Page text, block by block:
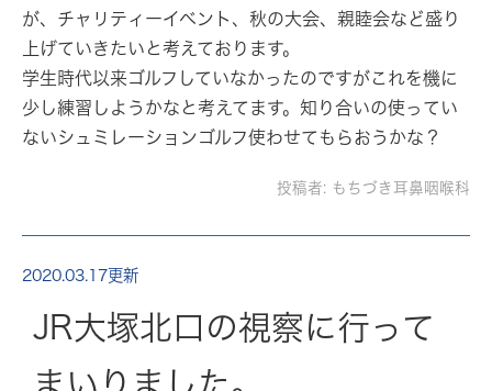
が、チャリティーイベント、秋の大会、親睦会など盛り
上げていきたいと考えております。
学生時代以来ゴルフしていなかったのですがこれを機に
少し練習しようかなと考えてます。知り合いの使ってい
ないシュミレーションゴルフ使わせてもらおうかな？
投稿者: もちづき耳鼻咽喉科
2020.03.17更新
JR大塚北口の視察に行って
まいりました。